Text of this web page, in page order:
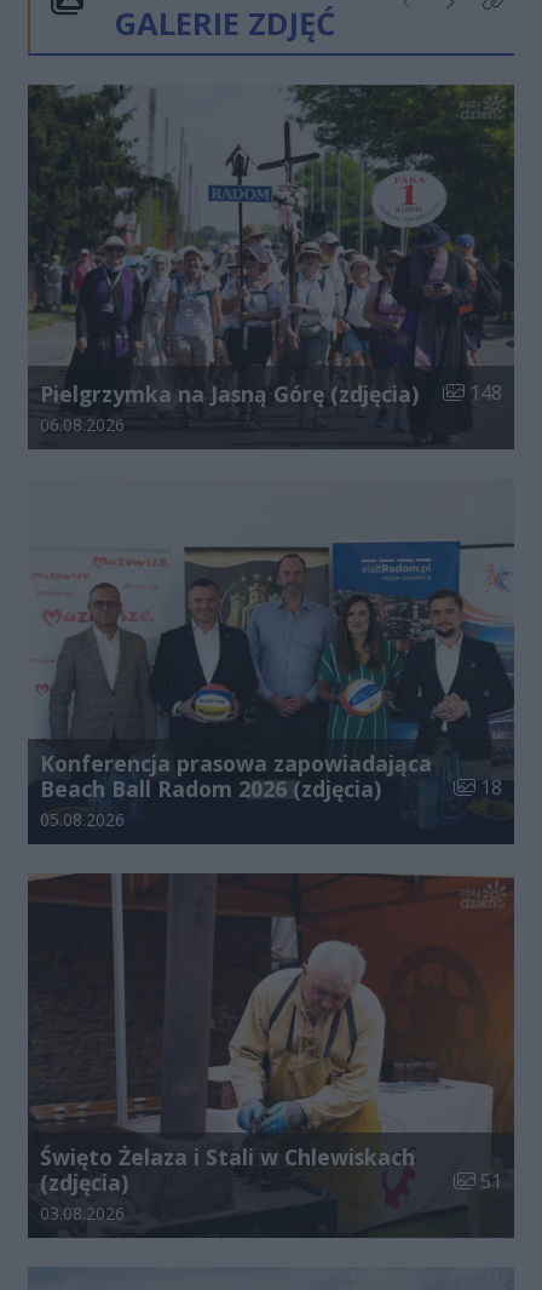
GALERIE ZDJĘĆ
Poprzednie
NastępneKliknij
Pielgrzymka na Jasną Górę (zdjęcia) Liczba
148
Data dodania galerii:
06.08.2026
Konferencja prasowa zapowiadająca
Beach Ball Radom 2026 (zdjęcia)
Liczba
18
Data dodania galerii:
05.08.2026
Święto Żelaza i Stali w Chlewiskach
(zdjęcia)
Liczba
51
Data dodania galerii:
03.08.2026